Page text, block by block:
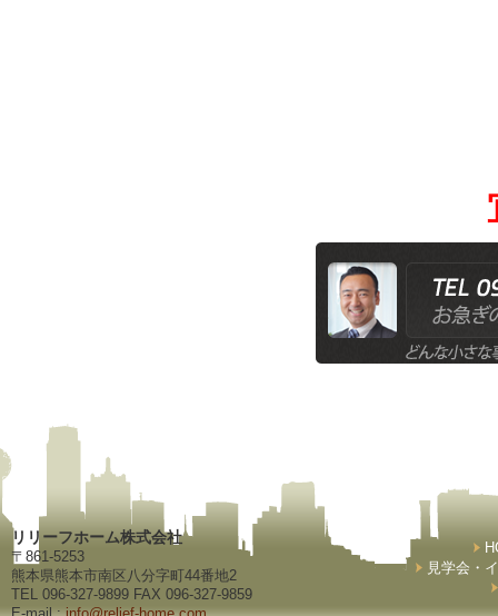
リリーフホーム株式会社
〒861-5253
熊本県熊本市南区八分字町44番地2
TEL 096-327-9899 FAX 096-327-9859
見学会・